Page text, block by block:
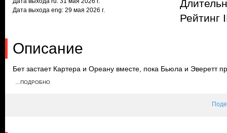
Дата выхода eng: 29 мая 2026 г.
Рейтинг
Описание
Бет застает Картера и Ореану вместе, пока Бьюла и Эверетт
Рип и Бет принимают тяжелое решение забить все стадо и
…ПОДРОБНО